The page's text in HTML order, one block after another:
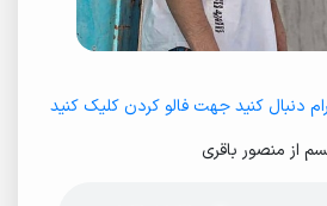
دنبال کنید جهت فالو کردن کلیک کنید
از منصور باقری